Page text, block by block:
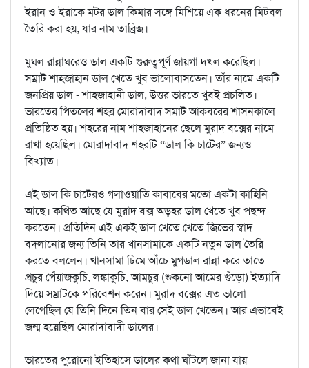
ইরান ও ইরাকে মটর ডাল কিমার সঙ্গে মিশিয়ে এক ধরনের মিটবল
তৈরি করা হয়, যার নাম তাব্রিজ।
মুঘল রান্নাঘরেও ডাল একটি গুরুত্বপূর্ণ জায়গা দখল করেছিল।
সম্রাট শাহজাহান ডাল খেতে খুব ভালোবাসতেন। তাঁর নামে একটি
জনপ্রিয় ডাল - শাহজাহানী ডাল, উত্তর ভারতে খুবই প্রচলিত।
ভারতের পিতলের শহর মোরাদাবাদ সম্রাট আকবরের শাসনকালে
প্রতিষ্ঠিত হয়। শহরের নাম শাহজাহানের ছেলে মুরাদ বক্সের নামে
রাখা হয়েছিল। মোরাদাবাদ শহরটি “ডাল কি চাটের” জন্যও
বিখ্যাত।
এই ডাল কি চাটেরও গলাওয়াতি কাবাবের মতো একটা কাহিনি
আছে। কথিত আছে যে মুরাদ বক্স অড়হর ডাল খেতে খুব পছন্দ
করতেন। প্রতিদিন এই একই ডাল খেতে খেতে জিভের স্বাদ
বদলানোর জন্য তিনি তার খানসামাকে একটি নতুন ডাল তৈরি
করতে বললেন। খানসামা ঢিমে আঁচে মুগডাল রান্না করে তাতে
প্রচুর পেঁয়াজকুচি, লঙ্কাকুচি, আমচুর (শুকনো আমের গুঁড়ো) ইত্যাদি
দিয়ে সম্রাটকে পরিবেশন করেন। মুরাদ বক্সের এত ভালো
লেগেছিল যে তিনি দিনে তিন বার সেই ডাল খেতেন। আর এভাবেই
জন্ম হয়েছিল মোরাদাবাদী ডালের।
ভারতের পুরোনো ইতিহাসে ডালের কথা ঘাঁটলে জানা যায়